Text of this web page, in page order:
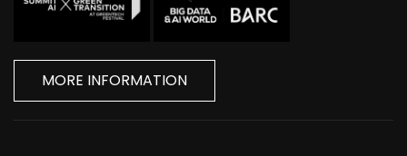
MORE INFORMATION